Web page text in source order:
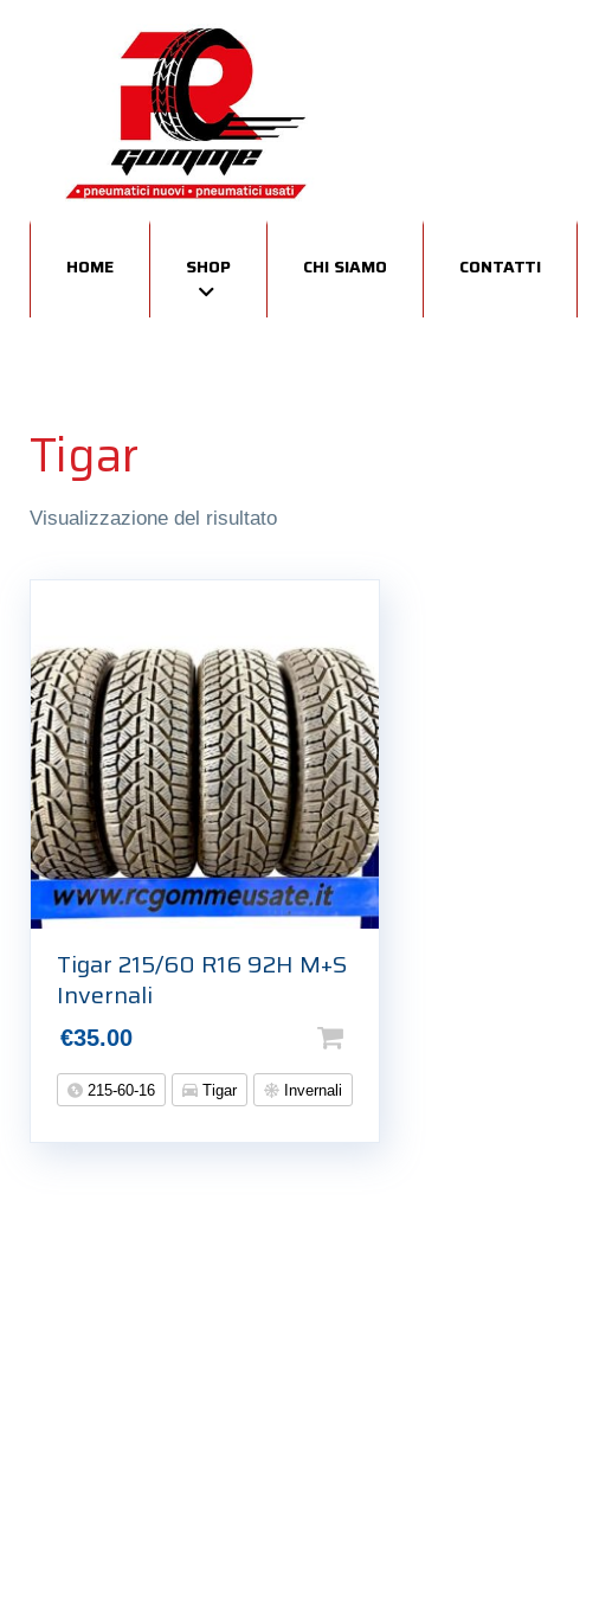
HOME SHOP CHI SIAMO CONTATTI
Tigar
Visualizzazione del risultato
Tigar 215/60 R16 92H M+S
Invernali
€35.00
215-60-16 Tigar Invernali